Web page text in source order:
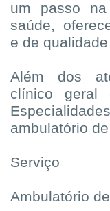
um passo
saúde,
e de
Além dos
clínico geral
ambulatório
Serviço
Ambulatório